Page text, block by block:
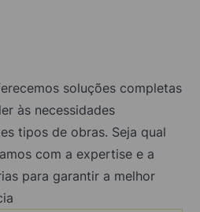
soluções completas
às necessidades
tipos de obras. Seja qual
com a expertise e a
para garantir a melhor